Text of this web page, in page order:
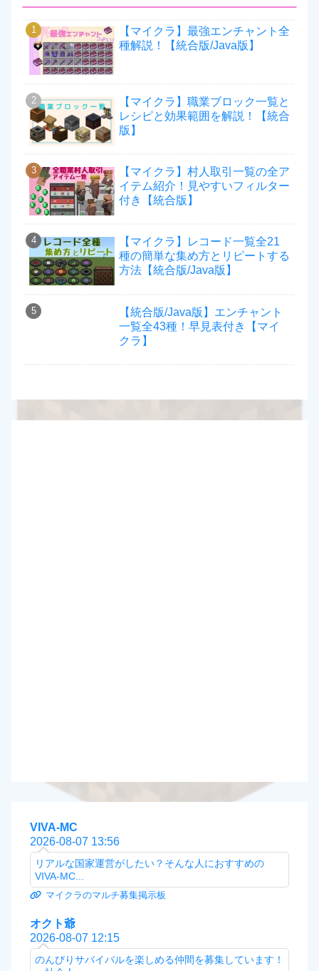
【マイクラ】最強エンチャント全
種解説！【統合版/Java版】
【マイクラ】職業ブロック一覧と
レシピと効果範囲を解説！【統合
版】
【マイクラ】村人取引一覧の全ア
イテム紹介！見やすいフィルター
付き【統合版】
【マイクラ】レコード一覧全21
種の簡単な集め方とリピートする
方法【統合版/Java版】
【統合版/Java版】エンチャント
一覧全43種！早見表付き【マイ
クラ】
VIVA-MC
2026-08-07 13:56
リアルな国家運営がしたい？そんな人におすすめの
VIVA-MC...
マイクラのマルチ募集掲示板
オクト爺
2026-08-07 12:15
のんびりサバイバルを楽しめる仲間を募集しています！